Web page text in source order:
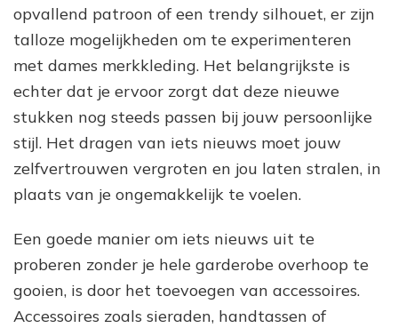
opvallend patroon of een trendy silhouet, er zijn
talloze mogelijkheden om te experimenteren
met dames merkkleding. Het belangrijkste is
echter dat je ervoor zorgt dat deze nieuwe
stukken nog steeds passen bij jouw persoonlijke
stijl. Het dragen van iets nieuws moet jouw
zelfvertrouwen vergroten en jou laten stralen, in
plaats van je ongemakkelijk te voelen.
Een goede manier om iets nieuws uit te
proberen zonder je hele garderobe overhoop te
gooien, is door het toevoegen van accessoires.
Accessoires zoals sieraden, handtassen of